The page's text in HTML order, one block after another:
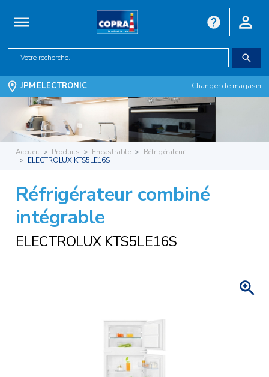
JPM ELECTRONIC Changer de magasin
Accueil Produits Encastrable
Réfrigérateur
ELECTROLUX KTS5LE16S
Réfrigérateur combiné
intégrable
ELECTROLUX KTS5LE16S